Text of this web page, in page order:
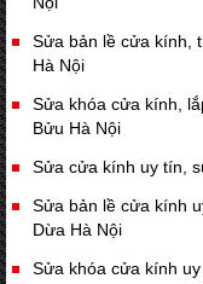
Sửa bản lề cửa kính,
Hà Nội
Sửa khóa cửa kính,
Bửu Hà Nội
Sửa cửa kính uy tín,
Sửa bản lề cửa kính
Dừa Hà Nội
Sửa khóa cửa kính